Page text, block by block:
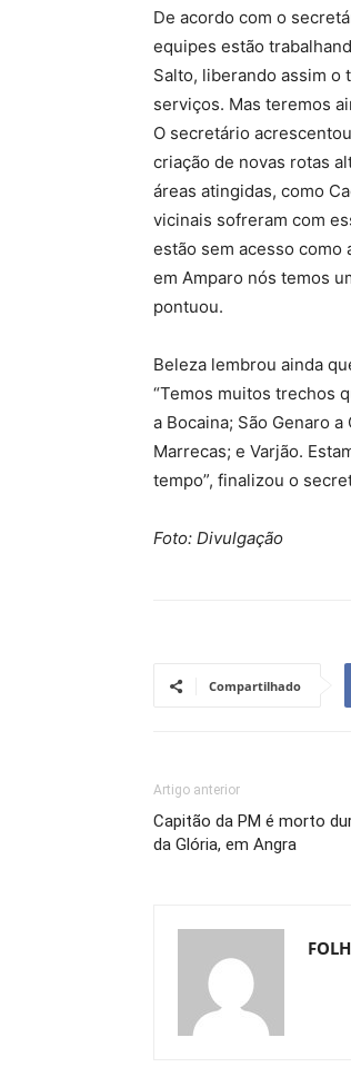
De acordo com o
equipes estão
Salto, liberando assim o
serviços. Mas teremos
O secretário
criação de novas rotas
áreas atingidas, como
vicinais sofreram com
estão sem acesso como
em Amparo nós temos
pontuou.
Beleza lembrou ainda
“Temos muitos trechos
a Bocaina; São Genaro
Marrecas; e Varjão.
tempo”, finalizou o
Foto: Divulgação
Compartilhado
Artigo anterior
Capitão da PM é morto
da Glória, em Angra